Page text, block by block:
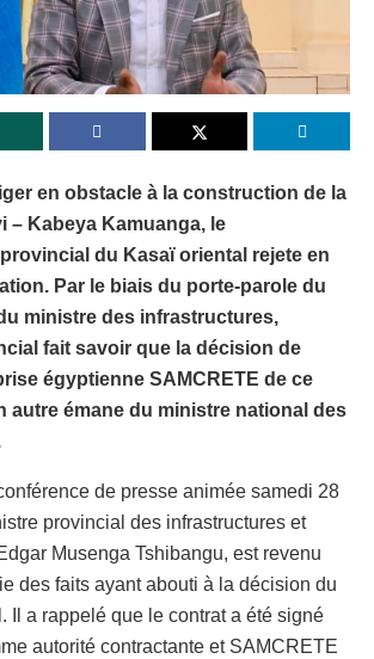
en obstacle à la construction de la
– Kabeya Kamuanga, le
du Kasaï oriental rejete en
Par le biais du porte-parole du
ministre des infrastructures,
fait savoir que la décision de
égyptienne SAMCRETE de ce
autre émane du ministre national des
de presse animée samedi 28
provincial des infrastructures et
Musenga Tshibangu, est revenu
des faits ayant abouti à la décision du
Il a rappelé que le contrat a été signé
autorité contractante et SAMCRETE